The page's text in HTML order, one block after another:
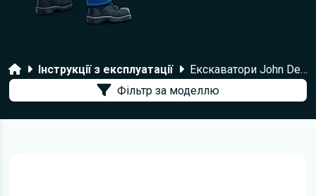
ГоловнаІнструкції з експлуатації
Екскаватори John Deere
Фільтр за моделлю